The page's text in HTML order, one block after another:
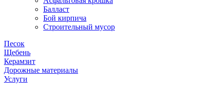
Балласт
Бой кирпича
Строительный мусор
Песок
Щебень
Керамзит
Дорожные материалы
Услуги